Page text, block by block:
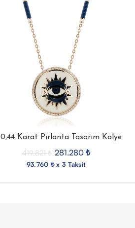
0,44 Karat Pırlanta Tasarım Kolye
419.821₺ 281.280 ₺
93.760 ₺ x 3 Taksit